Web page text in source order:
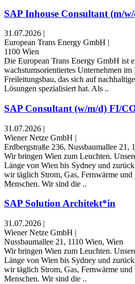
SAP Inhouse Consultant (m/
31.07.2026 |
European Trans Energy GmbH |
1100 Wien
Die European Trans Energy GmbH ist
wachstumsorientiertes Unternehmen im
Freileitungsbau, das sich auf
Lösungen spezialisiert hat. Als ..
SAP Consultant (w/m/d) FI/
31.07.2026 |
Wiener Netze GmbH |
Erdbergstraße 236, Nussbaumallee 21,
Wir bringen Wien zum Leuchten.
Länge von Wien bis Sydney und
wir täglich Strom, Gas, Fernwärme
Menschen. Wir sind die ..
SAP Solution Architekt*in
31.07.2026 |
Wiener Netze GmbH |
Nussbaumallee 21, 1110 Wien, Wien
Wir bringen Wien zum Leuchten.
Länge von Wien bis Sydney und
wir täglich Strom, Gas, Fernwärme
Menschen. Wir sind die ..